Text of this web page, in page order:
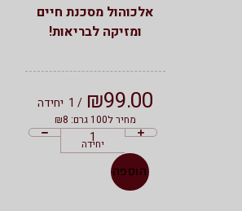
אלכוהול מסכנת חיים
ומזיקה לבריאות!
₪99.00
/ 1 יחידה
מחיר ל100 גרם: ₪8
יחידה
הוספה